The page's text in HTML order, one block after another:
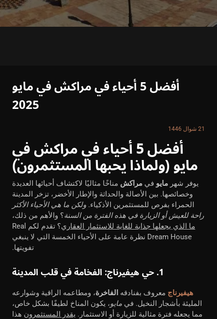
أفضل 5 أحياء في مراكش في مايو
2025
21 شوال 1446
أفضل 5 أحياء في مراكش في
مايو (ولماذا يحبها المستثمرون)
يوفر شهر مايو في مراكش مناخًا مثاليًا لاكتشاف أحيائها العديدة
وخصائصها. بين الأصالة والحداثة والإطار الأخضر، تزخر المدينة
الحمراء بفرص للمستثمرين الأذكياء. ولكن ما هي الأحياء الأكثر
راحة للعيش أو الزيارة في هذه الفترة من السنة؟ والأهم من ذلك،
ما الذي يجعلها جذابة للغاية للاستثمار العقاري
؟ تقدم لكم Real
Dream House نظرة عامة على الأحياء الخمسة التي لا ينبغي
تفويتها.
1. حي هيفيرناج: الفخامة في قلب المدينة
هيفيرناج معروف بفنادقه الفاخرة، ومطاعمه الراقية وشوارعه
المليئة بأشجار النخيل. في مايو، يكون المناخ لطيفًا بشكل خاص،
مما يجعله فترة مثالية للزيارة أو الاستثمار. يقدر المستثمرون هذا